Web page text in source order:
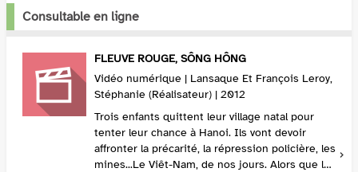
Consultable en ligne
FLEUVE ROUGE, SÔNG HÔNG
Vidéo numérique | Lansaque Et François Leroy,
Stéphanie (Réalisateur) | 2012
Trois enfants quittent leur village natal pour
tenter leur chance à Hanoi. Ils vont devoir
affronter la précarité, la répression policière, les
mines...Le Viêt-Nam, de nos jours. Alors que la